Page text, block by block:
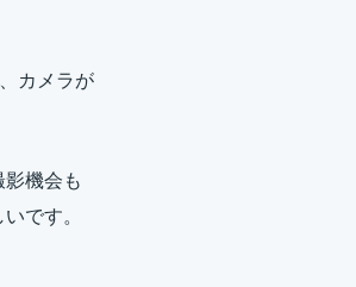
カメラが
機会も
です。